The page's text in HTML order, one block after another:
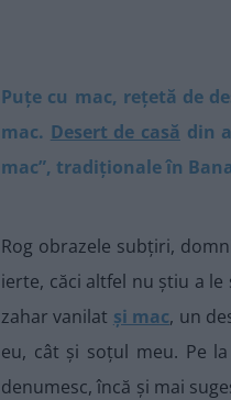
Puțe cu mac, rețetă de
mac. Desert de casă din
mac”, tradiționale în
Rog obrazele subțiri,
ierte, căci altfel nu știu a le
zahar vanilat și mac, un
eu, cât și soțul meu. Pe
denumesc, încă și mai